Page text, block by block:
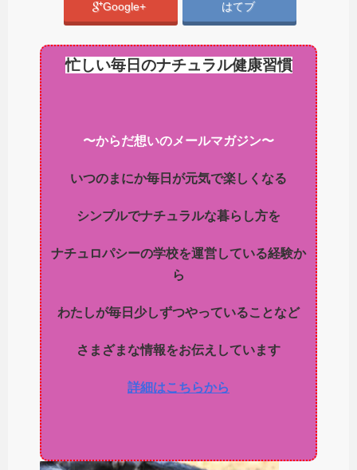
Google+ はてブ
忙しい毎日のナチュラル健康習慣
〜からだ想いのメールマガジン〜
いつのまにか毎日が元気で楽しくなる
シンプルでナチュラルな暮らし方を
ナチュロパシーの学校を運営している経験か
ら
わたしが毎日少しずつやっていることなど
さまざまな情報をお伝えしています
詳細はこちらから